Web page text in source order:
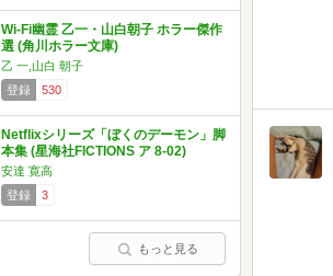
Wi-Fi幽霊 乙一・山白朝子 ホラー傑作
選 (角川ホラー文庫)
乙 一,山白 朝子
登録
530
Netflixシリーズ「ぼくのデーモン」脚
本集 (星海社FICTIONS ア 8-02)
安達 寛高
登録
3
もっと見る